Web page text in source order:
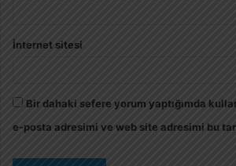
İnternet sitesi
Bir dahaki sefere yorum yaptığımda
e-posta adresimi ve web site adresimi bu